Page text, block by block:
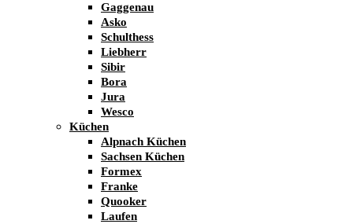
Gaggenau
Asko
Schulthess
Liebherr
Sibir
Bora
Jura
Wesco
Küchen
Alpnach Küchen
Sachsen Küchen
Formex
Franke
Quooker
Laufen